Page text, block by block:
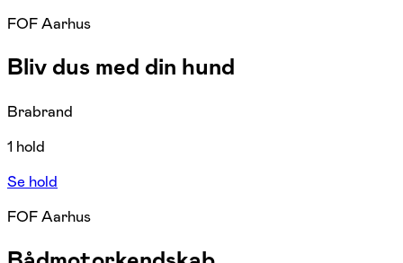
FOF Aarhus
Bliv dus med din hund
Brabrand
1 hold
Se hold
FOF Aarhus